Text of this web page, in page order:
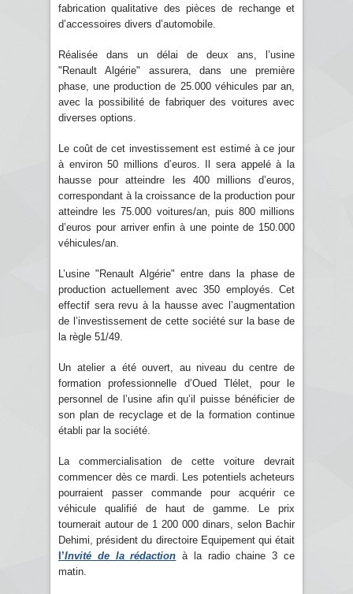
fabrication qualitative des pièces de rechange et
d’accessoires divers d’automobile.
Réalisée dans un délai de deux ans, l’usine
"Renault Algérie" assurera, dans une première
phase, une production de 25.000 véhicules par an,
avec la possibilité de fabriquer des voitures avec
diverses options.
Le coût de cet investissement est estimé à ce jour
à environ 50 millions d’euros. Il sera appelé à la
hausse pour atteindre les 400 millions d’euros,
correspondant à la croissance de la production pour
atteindre les 75.000 voitures/an, puis 800 millions
d’euros pour arriver enfin à une pointe de 150.000
véhicules/an.
L’usine "Renault Algérie" entre dans la phase de
production actuellement avec 350 employés. Cet
effectif sera revu à la hausse avec l’augmentation
de l’investissement de cette société sur la base de
la règle 51/49.
Un atelier a été ouvert, au niveau du centre de
formation professionnelle d’Oued Tlélet, pour le
personnel de l’usine afin qu’il puisse bénéficier de
son plan de recyclage et de la formation continue
établi par la société.
La commercialisation de cette voiture devrait
commencer dès ce mardi. Les potentiels acheteurs
pourraient passer commande pour acquérir ce
véhicule qualifié de haut de gamme. Le prix
tournerait autour de 1 200 000 dinars, selon Bachir
Dehimi, président du directoire Equipement qui était
l’Invité de la rédaction à la radio chaine 3 ce
matin.